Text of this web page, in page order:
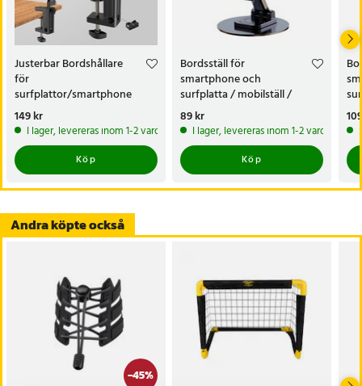
Justerbar Bordshållare
för
surfplattor/smartphone
Pris:149 kr
149 kr
I lager, levereras inom 1-2 vardagar
Köp
Bordsställ för
smartphone och
surfplatta / mobilställ /
tabletställ / telefonhållare -
Svart
Pris:
89 kr
I lager, levereras inom 1-2 vardagar
Köp
Andra köpte också
-45%